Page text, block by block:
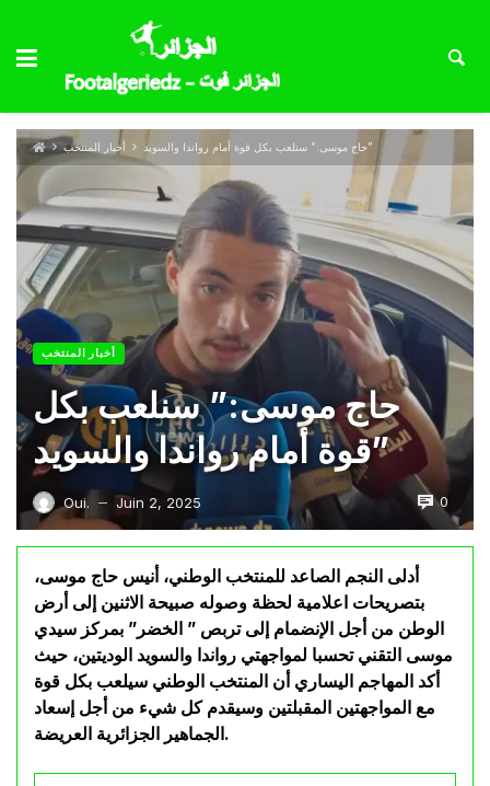
أخبار المنتخب حاج موسى:” سنلعب بكل قوة أمام رواندا والسويد”
أخبار المنتخب
حاج موسى:” سنلعب بكل
قوة أمام رواندا والسويد”
Oui. — Juin 2, 2025 0
أدلى النجم الصاعد للمنتخب الوطني، أنيس حاج موسى،
بتصريحات اعلامية لحظة وصوله صبيحة الاثنين إلى أرض
الوطن من أجل الإنضمام إلى تربص ” الخضر” بمركز سيدي
موسى التقني تحسبا لمواجهتي رواندا والسويد الوديتين، حيث
أكد المهاجم اليساري أن المنتخب الوطني سيلعب بكل قوة
مع المواجهتين المقبلتين وسيقدم كل شيء من أجل إسعاد
الجماهير الجزائرية العريضة.